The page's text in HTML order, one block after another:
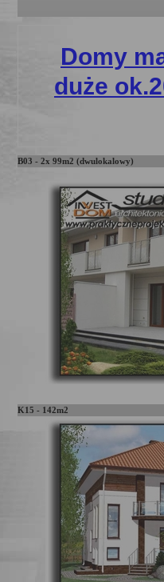
Domy
duże
B03 - 2x 99m2 (dwulokalowy)
K15 - 142m2